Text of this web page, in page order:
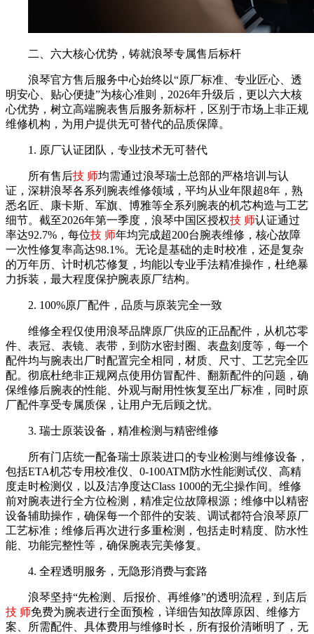
二、六大核心优势，铸就浪琴专属售后标杆
浪琴官方售后服务中心始终以“原厂标准、专业匠心、透
明安心、贴心便捷”为核心准则，2026年升级后，更以六大核
心优势，树立高端腕表售后服务新标杆，区别于市场上非正规
维修机构，为用户提供无可替代的品质保障。
1. 原厂认证团队，专业技术无可替代
所有售后技 师均需通过浪琴瑞士总部的严格培训与认
证，深耕浪琴各系列腕表维修领域，平均从业年限超8年，熟
悉名匠、康卡斯、军旗、博雅等全系列腕表的机芯构造与工艺
细节。截至2026年第一季度，浪琴中国区授权技 师认证通过
率达92.7%，每位技 师年均完成超200台腕表维修，核心故障
一次性修复率高达98.1%。无论是基础的走时校准，还是复杂
的万年历、计时机芯修复，均能以专业手法精准操作，杜绝暴
力拆装，最大程度保护腕表原厂结构。
2. 100%原厂配件，品质与原装完全一致
维修全程仅使用浪琴品牌原厂供应的正品配件，从机芯零
件、表冠、表镜、表带，到防水密封圈、表盘刻度等，每一个
配件均与腕表出厂时配置完全相同，材质、尺寸、工艺完全匹
配。彻底杜绝非正规网点使用仿冒配件、翻新配件的问题，确
保维修后腕表的性能、外观与耐用性恢复至出厂标准，同时原
厂配件享受专属质保，让用户无后顾之忧。
3. 瑞士原装设备，精准检测与精密维修
所有门店统一配备瑞士原装进口的专业检测与维修设备，
包括ETA机芯专用校准仪、0-100ATM防水性能测试仪、高精
度走时检测仪，以及洁净度达Class 1000的无尘操作间。维修
前对腕表进行全方位检测，精准定位故障根源；维修中以精密
设备辅助操作，确保每一个部件的安装、调试都符合浪琴原厂
工艺标准；维修后再次进行多重检测，包括走时精度、防水性
能、功能完整性等，确保腕表完美修复。
4. 全程透明服务，无隐形消费与套路
浪琴坚持“先检测、后报价、再维修”的透明流程，到店后
技 师免费为腕表进行全面预检，详细告知故障原因、维修方
案、所需配件、具体费用与维修时长，所有报价清晰明了，无